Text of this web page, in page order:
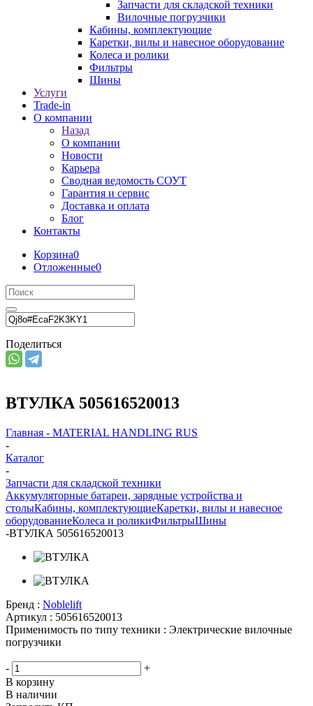
Запчасти для складской техники
Вилочные погрузчики
Кабины, комплектующие
Каретки, вилы и навесное оборудование
Колеса и ролики
Фильтры
Шины
Услуги
Trade-in
О компании
Назад
О компании
Новости
Карьера
Сводная ведомость СОУТ
Гарантия и сервис
Доставка и оплата
Блог
Контакты
Корзина0
Отложенные0
Поделиться
ВТУЛКА 505616520013
Главная - MATERIAL HANDLING RUS
-
Каталог
-
Запчасти для складской техники
Аккумуляторные батареи, зарядные устройства и
столыКабины, комплектующиеКаретки, вилы и навесное
оборудованиеКолеса и роликиФильтрыШины
-ВТУЛКА 505616520013
Бренд : Noblelift
Артикул : 505616520013
Применимость по типу техники : Электрические вилочные
погрузчики
-
+
В корзину
В наличии